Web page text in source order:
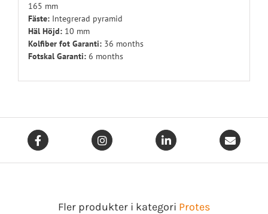
165 mm
Fäste:Integrerad pyramid
Häl Höjd:10 mm
Kolfiber fot Garanti:36 months
Fotskal Garanti:6 months
Fler produkter i kategori Protes